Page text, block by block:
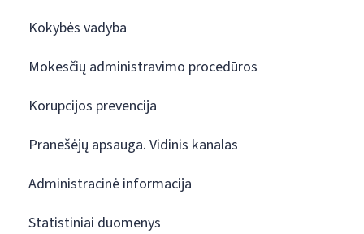
Kokybės vadyba
Mokesčių administravimo procedūros
Korupcijos prevencija
Pranešėjų apsauga. Vidinis kanalas
Administracinė informacija
Statistiniai duomenys